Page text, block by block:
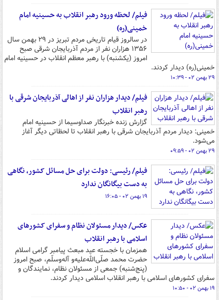
فیلم/ لحظه ورود رهبر انقلاب به حسینیه امام
خمینی(ره)
در سالروز قیام تاریخی مردم تبریز در ۲۹ بهمن سال
۱۳۵۶ هزاران نفر از مردم آذربایجان شرقی صبح
امروز (یکشنبه) با رهبر معظم انقلاب در حسینیه امام
خمینی(ره) دیدار کردند.
۲۹ بهمن ۰۲ - ۱۰:۳۹
فیلم/ دیدار هزاران نفر از اهالی آذربایجان شرقی با
رهبر انقلاب
گزارش زنده خبرنگار صداوسیما از حسینیه امام
خمینی: دیدار مردم آذربایجان شرقی با رهبر انقلاب تا لحظاتی دیگر آغاز
می‌شود.
۲۹ بهمن ۰۲ - ۰۹:۵۹
فیلم/ رئیسی: دولت برای حل مسائل کشور، نگاهی
به دست بیگانگان ندارد
۱۹ بهمن ۰۲ - ۱۶:۰۵
عکس/ دیدار مسئولان نظام و سفرای کشورهای
اسلامی با رهبر انقلاب
همزمان با خجسته عید مبعث پیامبر گرامی اسلام
حضرت محمد صلّی‌الله‌علیه‌و آله‌وسلّم، صبح امروز
(پنج‌شنبه) جمعی از مسئولان نظام، نمایندگان و
سفرای کشورهای اسلامی با رهبر انقلاب اسلامی دیدار کردند.
۱۹ بهمن ۰۲ - ۱۰:۵۰